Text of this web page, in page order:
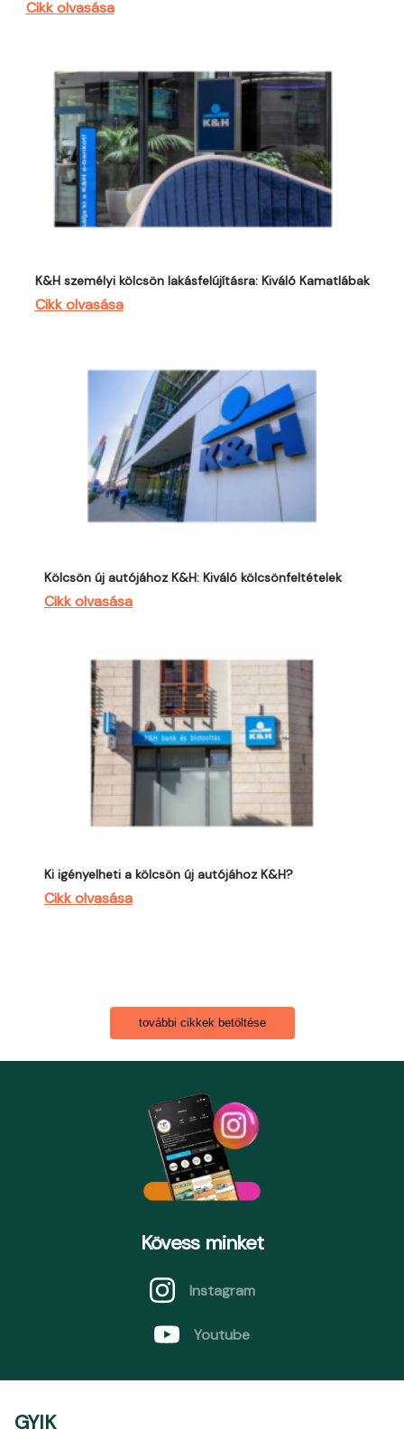
Cikk olvasása
K&H személyi kölcsön lakásfelújításra: Kiváló Kamatlábak
Cikk olvasása
Kölcsön új autójához K&H: Kiváló kölcsönfeltételek
Cikk olvasása
Ki igényelheti a kölcsön új autójához K&H?
Cikk olvasása
további cikkek betöltése
Kövess minket
Instagram
Youtube
GYIK